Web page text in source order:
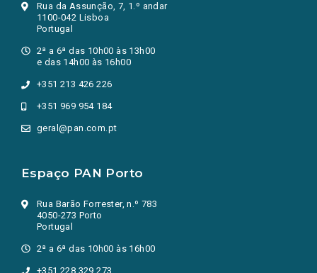
Rua da Assunção, 7, 1.º andar
1100-042 Lisboa
Portugal
2ª a 6ª das 10h00 às 13h00
e das 14h00 às 16h00
+351 213 426 226
+351 969 954 184
geral@pan.com.pt
Espaço PAN Porto
Rua Barão Forrester, n.º 783
4050-273 Porto
Portugal
2ª a 6ª das 10h00 às 16h00
+351 228 329 273